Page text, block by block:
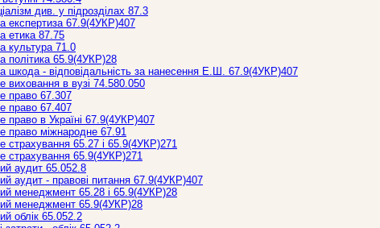
див. у підрозділах 87.3
експертиза 67.9(4УКР)407
етика 87.75
культура 71.0
політика 65.9(4УКР)28
шкода - відповідальність за нанесення Е.Ш. 67.9(4УКР)407
виховання в вузі 74.580.050
право 67.307
право 67.407
право в Україні 67.9(4УКР)407
право міжнародне 67.91
страхування 65.27 і 65.9(4УКР)271
страхування 65.9(4УКР)271
аудит 65.052.8
аудит - правові питання 67.9(4УКР)407
менеджмент 65.28 і 65.9(4УКР)28
менеджмент 65.9(4УКР)28
облік 65.052.2